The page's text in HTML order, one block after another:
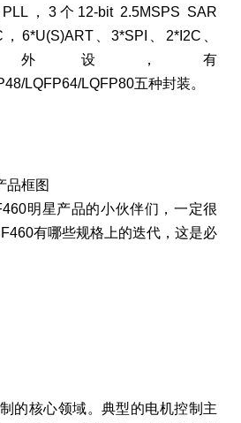
，3个12-bit 2.5MSPS SAR
6*U(S)ART、3*SPI、2*I2C、
外设，有
LQFP64/LQFP80五种封装。
品框图
明星产品的小伙伴们，一定很
有哪些规格上的迭代，这是必
的核心领域。典型的电机控制主